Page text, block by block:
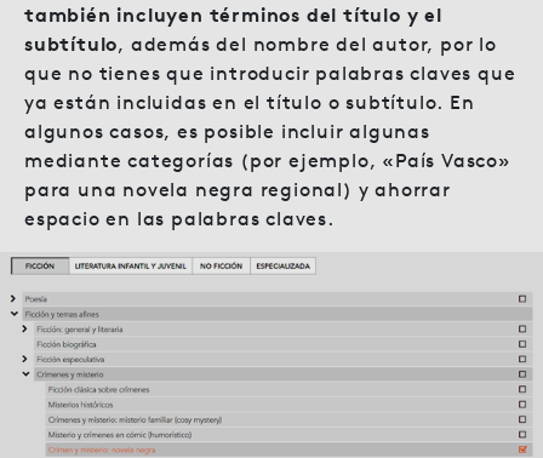
también incluyen términos del título y el
subtítulo, además del nombre del autor, por lo
que no tienes que introducir palabras claves que
ya están incluidas en el título o subtítulo. En
algunos casos, es posible incluir algunas
mediante categorías (por ejemplo, «País Vasco»
para una novela negra regional) y ahorrar
espacio en las palabras claves.